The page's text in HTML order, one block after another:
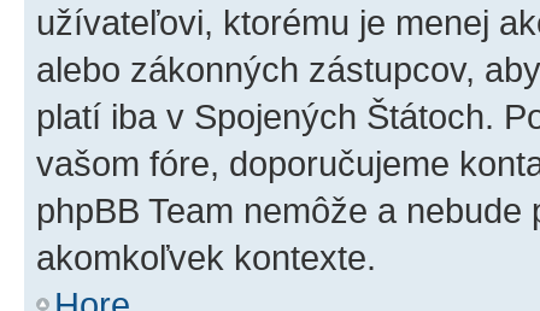
užívateľovi, ktorému je menej
alebo zákonných zástupcov,
platí iba v Spojených Štátoch.
vašom fóre, doporučujeme
phpBB Team nemôže a
akomkoľvek kontexte.